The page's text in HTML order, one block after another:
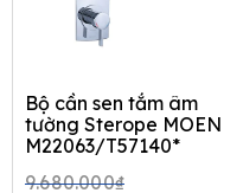
Bộ cần sen tắm âm
tường Sterope MOEN
M22063/T57140*
9.680.000₫Original